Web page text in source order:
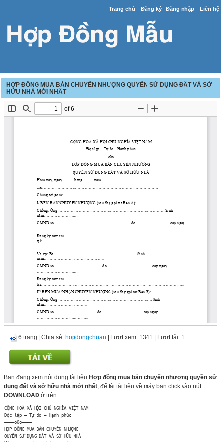
Trang chủ Đăng ký Đăng nhập Liên hệ
HỢP ĐỒNG MUA BÁN CHUYỂN NHƯỢNG QUYỀN SỬ DỤNG ĐẤT VÀ SỞ
HỮU NHÀ MỚI NHẤT
6 trang |Chia sẻ: hopdongchuan | Lượt xem: 1341 | Lượt tải: 1
Bạn đang xem nội dung tài liệuHợp đồng mua bán chuyển nhượng quyền sử
dụng đất và sở hữu nhà mới nhất , để tải tài liệu về máy bạn click vào nút
DOWNLOAD ở trên
CỘNG HOÀ XÃ HỘI CHỦ NGHĨA VIỆT NAM
Độc lập – Tự do – Hạnh phúc
———–o0o———–
HỢP ĐỒNG MUA BÁN CHUYỂN NHƯỢNG
QUYỀN SỬ DỤNG ĐẤT VÀ SỞ HỮU NHÀ